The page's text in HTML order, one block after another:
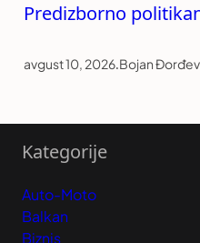
Predizborno
avgust 10, 2026.Bojan
Kategorije
Auto-Moto
Balkan
Biznis